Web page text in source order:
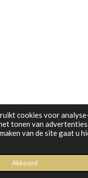
cookies voor
tonen van
van de site gaat u
Akkoord